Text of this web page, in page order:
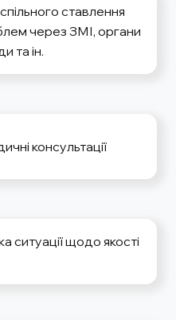
ставлення
через ЗМІ, органи
та ін.
консультації
ситуації щодо якості